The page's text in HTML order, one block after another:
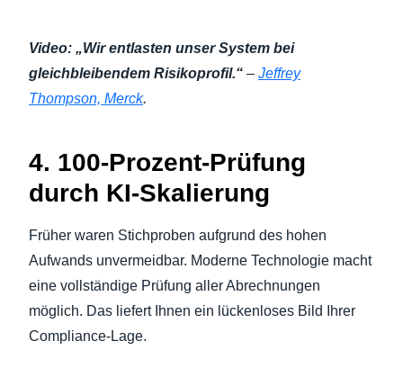
Video: „Wir entlasten unser System bei
gleichbleibendem Risikoprofil.“ – Jeffrey
Thompson, Merck.
4. 100-Prozent-Prüfung
durch KI-Skalierung
Früher waren Stichproben aufgrund des hohen
Aufwands unvermeidbar. Moderne Technologie macht
eine vollständige Prüfung aller Abrechnungen
möglich. Das liefert Ihnen ein lückenloses Bild Ihrer
Compliance-Lage.